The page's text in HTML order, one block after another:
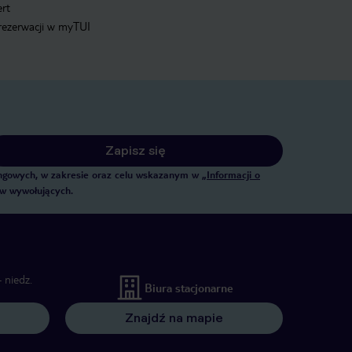
w myTUI
Zapisz się
w zakresie oraz celu wskazanym w „Informacji o
wywołujących.
Biura stacjonarne
Znajdź na mapie